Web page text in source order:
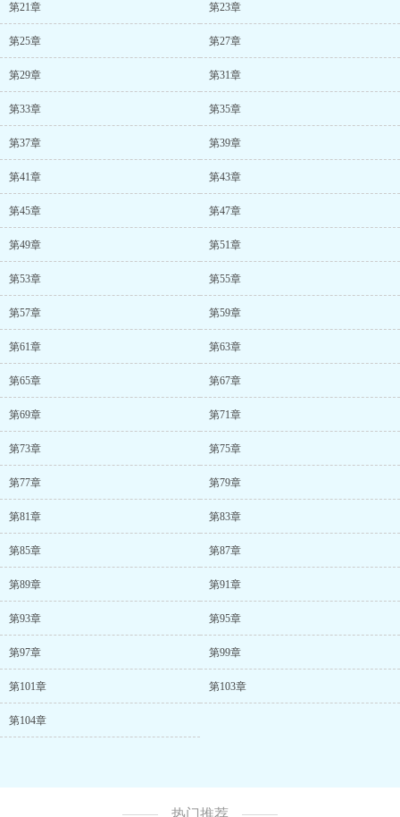
第21章 第23章
第25章 第27章
第29章 第31章
第33章 第35章
第37章 第39章
第41章 第43章
第45章 第47章
第49章 第51章
第53章 第55章
第57章 第59章
第61章 第63章
第65章 第67章
第69章 第71章
第73章 第75章
第77章 第79章
第81章 第83章
第85章 第87章
第89章 第91章
第93章 第95章
第97章 第99章
第101章 第103章
第104章
热门推荐